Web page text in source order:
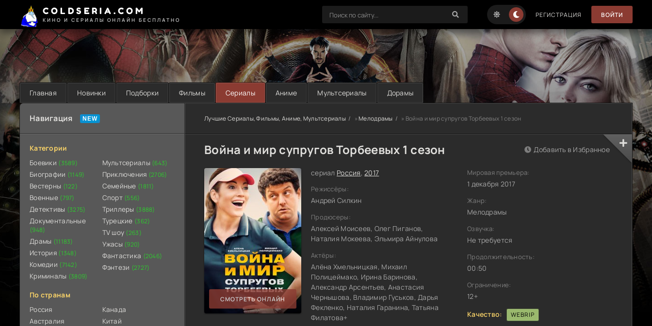
COLDSERIA.COM
КИНО И СЕРИАЛЫ ОНЛАЙН БЕСПЛАТНО
РЕГИСТРАЦИЯ ВОЙТИ
Главная Новинки Подборки Фильмы Сериалы Аниме Мультсериалы Дорамы
Навигация
Категории
Боевики (3589)
Биографии (1149)
Вестерны (122)
Военные (797)
Детективы (3275)
Документальные
(948)
Драмы (11183)
История (1348)
Комедии (7142)
Криминалы (3809)
Мультсериалы (643)
Приключения (2706)
Семейные (1811)
Спорт (556)
Триллеры (3888)
Турецкие (362)
TV шоу (263)
Ужасы (920)
Фантастика (2046)
Фэнтези (2727)
По странам
Россия
Австралия
Канада
Китай
Лучшие Сериалы, Фильмы, Аниме, Мультсериалы »Мелодрамы » Война и мир супругов Торбеевых 1 сезон
Война и мир супругов Торбеевых 1 сезон
СМОТРЕТЬ ОНЛАЙН
сериал Россия,2017
Режиссёры:
Андрей Силкин
Продюсеры:
Алексей Моисеев, Олег Пиганов,
Наталия Мокеева, Эльмира Айнулова
Актёры:
Алёна Хмельницкая, Михаил
Полицеймако, Ирина Баринова,
Александр Арсентьев, Анастасия
Чернышова, Владимир Гуськов, Дарья
Фекленко, Наталия Гаранина, Татьяна
Филатова+
Добавить в Избранное
Мировая премьера:
1 декабря 2017
Жанр:
Мелодрамы
Озвучка:
Не требуется
Продолжительность:
00:50
Ограничение:
12+
Качество:
WEBRIP